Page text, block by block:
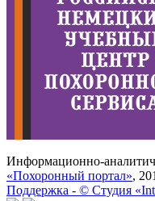
Информационно-
«Похоронный портал»,
Поддержка - © Cтудия